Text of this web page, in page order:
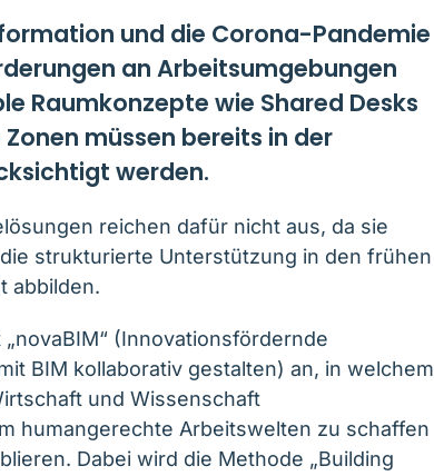
und die Corona-Pandemie
an Arbeitsumgebungen
Raumkonzepte wie Shared Desks
müssen bereits in der
werden.
reichen dafür nicht aus, da sie
strukturierte Unterstützung in den frühen
abbilden.
(Innovationsfördernde
BIM kollaborativ gestalten) an, in welchem
und Wissenschaft
humangerechte Arbeitswelten zu schaffen
Dabei wird die Methode „Building